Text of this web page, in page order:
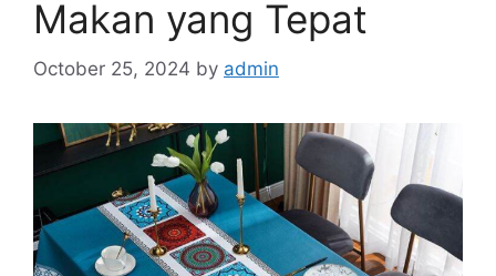
Makan yang Tepat
October 25, 2024 by admin